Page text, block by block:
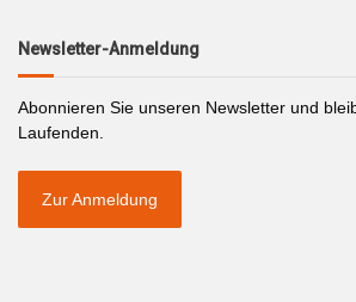
Newsletter-Anmeldung
Abonnieren Sie unseren Newsletter und
Laufenden.
Zur Anmeldung